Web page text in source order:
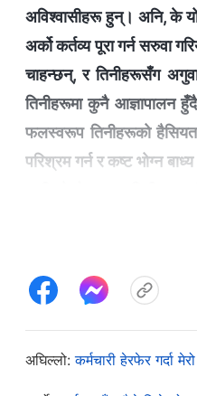
अविश्‍वासीहरू हुन्। अनि, के यो
अर्को कर्तव्य पूरा गर्न सरुवा
चाहन्छन्, र तिनीहरूसँग
तिनीहरूमा कुनै आज्ञापालन
फलस्वरूप तिनीहरूको
परिश्रम गर्न र कष्ट भोग्‍न
घरले स्थानान्तरलाई जोड
कुनै सरोकार हुँदैन। सबैले
सिद्धान्तहरूअनुसार व्यवहार
बनाउन असल क्षमता भएका
भएका मानिसहरूलाई आफ्नै
अघिल्लो:कर्मचारी हेरफेर गर्दा